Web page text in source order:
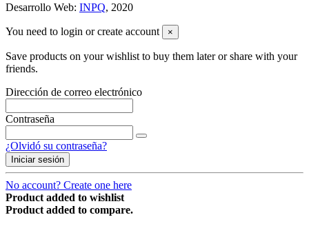
Desarrollo Web: INPQ, 2020
You need to login or create account ×
Save products on your wishlist to buy them later or share with your
friends.
Dirección de correo electrónico
Contraseña
¿Olvidó su contraseña?
Iniciar sesión
No account? Create one here
Product added to wishlist
Product added to compare.